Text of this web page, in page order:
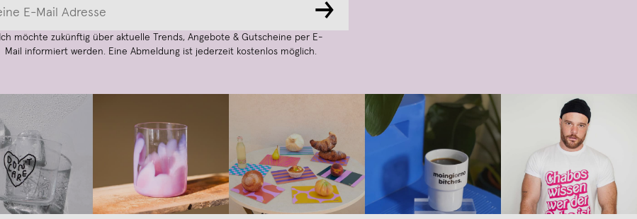
→
Ich möchte zukünftig über aktuelle Trends, Angebote & Gutscheine per E-
Mail informiert werden. Eine Abmeldung ist jederzeit kostenlos möglich.